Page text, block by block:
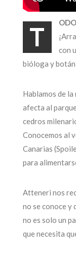
T
con
bióloga y
Hablamos de
afecta al
cedros
Conocemos al
Canarias
para
Atteneri nos
no se conoce y
no es solo un
que necesita